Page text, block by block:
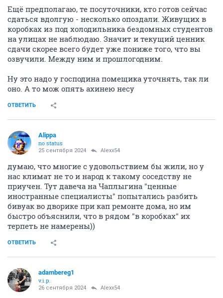
Ещё предполагаю, те посуточники, кто готов сейчас
сдаться вдолгую - несколько опоздали. Живущих в
коробках из под холодильника бездомных студентов
на улицах не наблюдаю. Значит и текущий ценник
сдачи скорее всего будет уже пониже того, что вы
озвучили. Между ним и прошлогодним.
Ну это надо у господина помещика уточнять, так ли
оно. А то мож опять ахинею несу
ОТВЕТИТЬ
Alippa
no status
25 сентября 2024 Alexx54
думаю, что многие с удовольствием бы жили, но у
нас климат не то и народ к такому соседству не
приучен. Тут давеча на Чаплыгина "ценные
иностранные специалисты" попытались разбить
бивуак во дворике при кап ремонте дома, но им
быстро объяснили, что в рядом "в коробках" их
терпеть не намерены))
ОТВЕТИТЬ
adambereg1
v.i.p.
26 сентября 2024 Alexx54